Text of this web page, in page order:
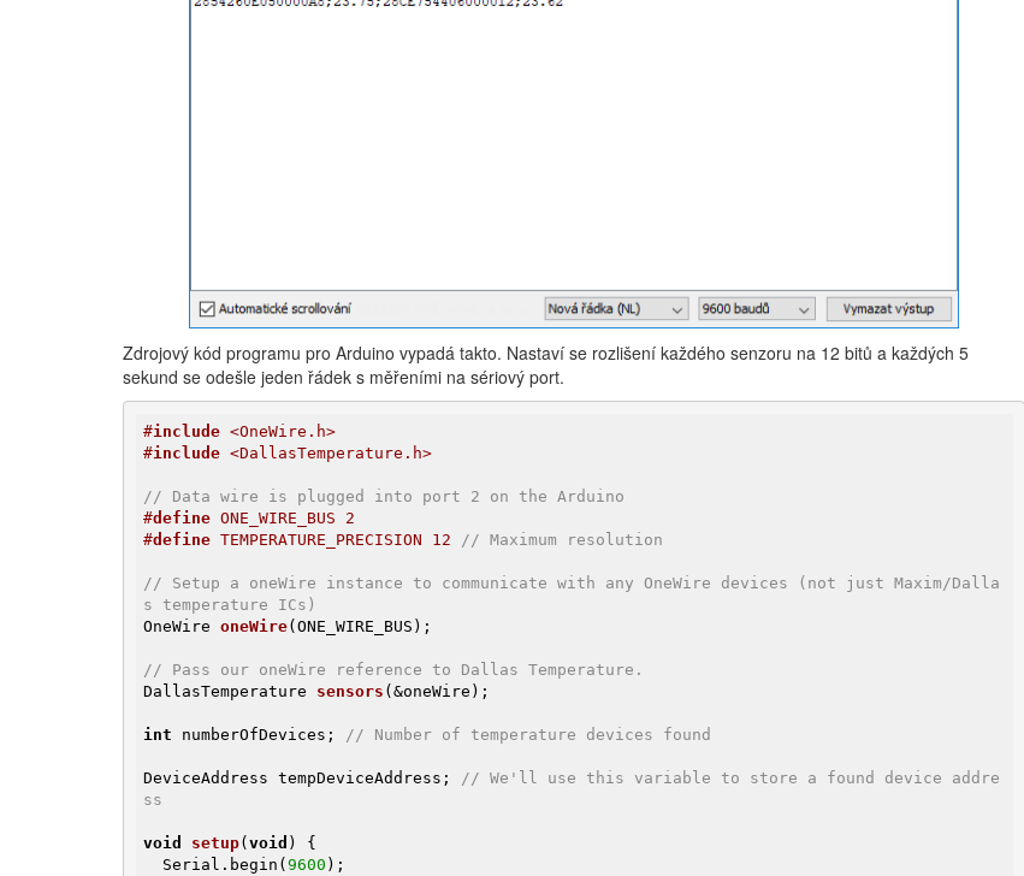
Zdrojový kód programu pro Arduino vypadá takto. Nastaví se rozlišení každého senzoru na 12 bitů a každých 5
sekund se odešle jeden řádek s měřeními na sériový port.
#include <OneWire.h>
#include <DallasTemperature.h>
// Data wire is plugged into port 2 on the Arduino
#define ONE_WIRE_BUS 2
#define TEMPERATURE_PRECISION 12 // Maximum resolution
// Setup a oneWire instance to communicate with any OneWire devices (not just Maxim/Dalla
s temperature ICs)
OneWire oneWire(ONE_WIRE_BUS) ;
// Pass our oneWire reference to Dallas Temperature.
DallasTemperature sensors (&oneWire) ;
int numberOfDevices; // Number of temperature devices found
DeviceAddress tempDeviceAddress; // We'll use this variable to store a found device addre
ss
void setup( void )
{
  Serial.begin(
9600 );